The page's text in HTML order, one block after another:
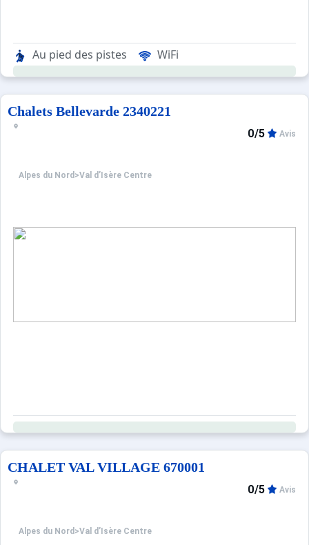
Au pied des pistes WiFi
Chalets Bellevarde 2340221
Alpes du Nord >Val d’Isère Centre
0/5 Avis
CHALET VAL VILLAGE 670001
Alpes du Nord >Val d’Isère Centre
0/5 Avis